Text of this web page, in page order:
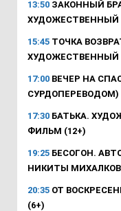
13:50 ЗАКОННЫЙ
ХУДОЖЕСТВЕННЫЙ
15:45 ТОЧКА
ХУДОЖЕСТВЕННЫЙ
17:00 ВЕЧЕР НА
СУРДОПЕРЕВОДОМ)
17:30 БАТЬКА.
ФИЛЬМ (12+)
19:25 БЕСОГОН.
НИКИТЫ
20:35 ОТ
(6+)